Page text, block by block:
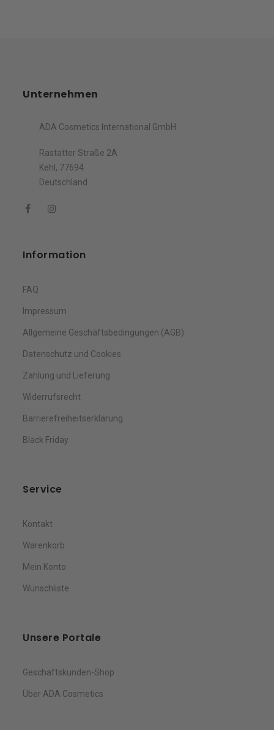
Unternehmen
ADA Cosmetics International GmbH
Rastatter Straße 2A
Kehl, 77694
Deutschland
Information
FAQ
Impressum
Allgemeine Geschäftsbedingungen (AGB)
Datenschutz und Cookies
Zahlung und Lieferung
Widerrufsrecht
Barrierefreiheitserklärung
Black Friday
Service
Kontakt
Warenkorb
Mein Konto
Wunschliste
Unsere Portale
Geschäftskunden-Shop
Über ADA Cosmetics